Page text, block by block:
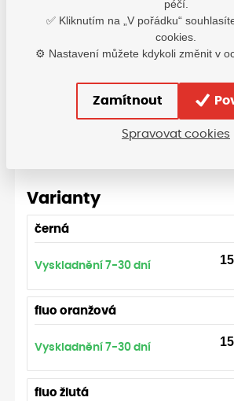
Varianty
černá
Vyskladnění 7-30 dní
fluo oranžová
Vyskladnění 7-30 dní
fluo žlutá
péčí.
✅ Kliknutím na „V pořádku“
cookies.
⚙️ Nastavení můžete kdykoli změnit v
Zamítnout
Spravovat cookies